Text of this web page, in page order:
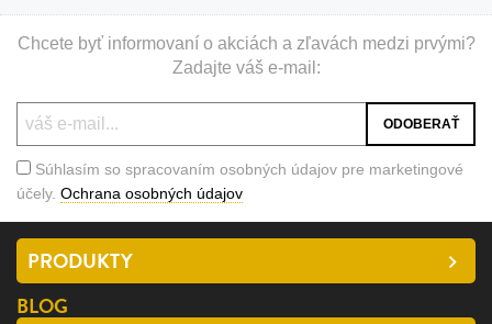
Chcete byť informovaní o akciách a zľavách medzi prvými?
Zadajte váš e-mail:
Súhlasím so spracovaním osobných údajov pre marketingové
účely. Ochrana osobných údajov
PRODUKTY
BLOG